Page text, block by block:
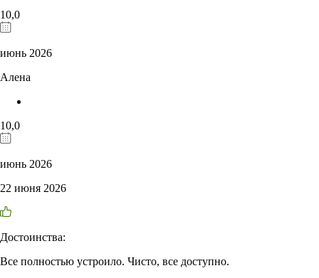
10,0
июнь 2026
Алена
10,0
июнь 2026
22 июня 2026
Достоинства:
Все полностью устроило. Чисто, все доступно.